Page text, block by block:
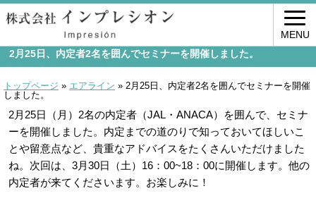
MENU
2月25日、内定者2名を囲んでセミナーを開催しました。
トップページ » エアライン » 2月25日、内定者2名を囲んでセミナーを開催
しました。
2月25日（月）2名の内定者（JAL・ANACA）を囲んで、セミナ
ーを開催しました。内定までの道のりで知っておいてほしいこ
とや留意点など、貴重なアドバイスをたくさんいただけました
ね。次回は、3月30日（土）16：00~18：00に開催します。他の
内定者が来てくださいます。お楽しみに！